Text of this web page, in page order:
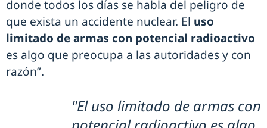
donde todos los días se habla del peligro de
que exista un accidente nuclear. El uso
limitado de armas con potencial radioactivo
es algo que preocupa a las autoridades y con
razón”.
"El uso limitado de armas con